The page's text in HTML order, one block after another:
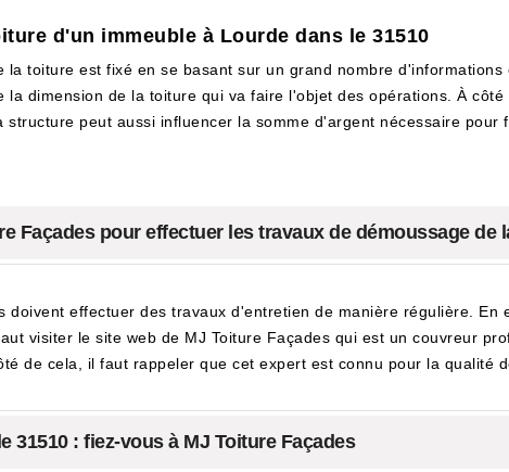
d'un immeuble à Lourde dans le 31510
la toiture est fixé en se basant sur un grand nombre
dimension de la toiture qui va faire l'objet des opérations. À
peut aussi influencer la somme d'argent nécessaire pour
Façades pour effectuer les travaux de démoussage de
effectuer des travaux d'entretien de manière régulière.
visiter le site web de MJ Toiture Façades qui est un couvreur
de cela, il faut rappeler que cet expert est connu pour la qualité
31510 : fiez-vous à MJ Toiture Façades